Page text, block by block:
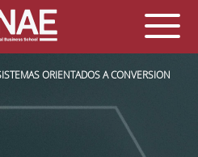
ORIENTADOS A CONVERSION